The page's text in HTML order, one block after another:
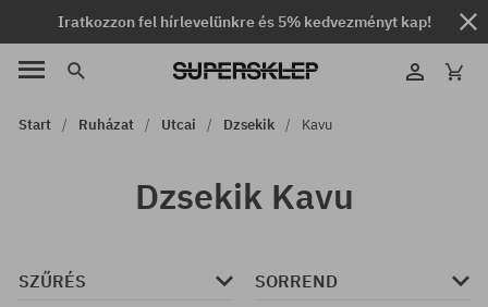
Iratkozzon fel hírlevelünkre és 5% kedvezményt kap!
Start Ruházat Utcai Dzsekik Kavu
Dzsekik Kavu
SZŰRÉS SORREND